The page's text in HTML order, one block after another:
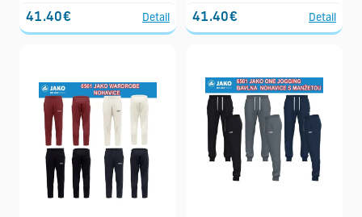
41.40€ Detail 41.40€ Detail